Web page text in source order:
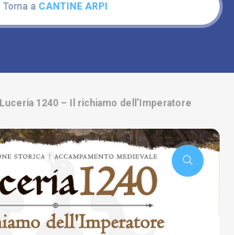
Torna a CANTINE ARPI
Luceria 1240 – Il richiamo dell’Imperatore